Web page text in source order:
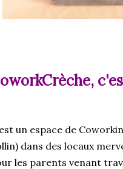
un espace de
dans des locaux
les parents venant